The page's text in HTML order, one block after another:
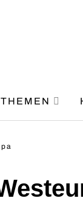
THEMEN